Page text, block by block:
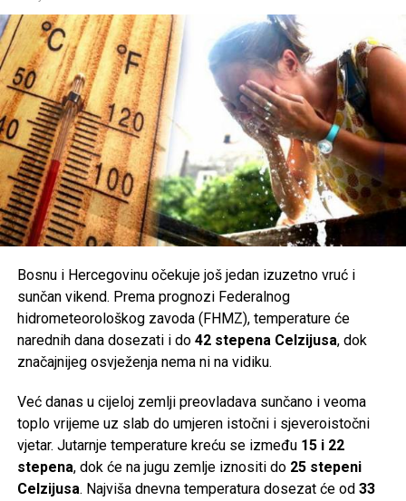
Bosnu i Hercegovinu očekuje još jedan izuzetno vruć i
sunčan vikend. Prema prognozi Federalnog
hidrometeorološkog zavoda (FHMZ), temperature će
narednih dana dosezati i do 42 stepena Celzijusa, dok
značajnijeg osvježenja nema ni na vidiku.
Već danas u cijeloj zemlji preovladava sunčano i veoma
toplo vrijeme uz slab do umjeren istočni i sjeveroistočni
vjetar. Jutarnje temperature kreću se između 15 i 22
stepena, dok će na jugu zemlje iznositi do 25 stepeni
Celzijusa. Najviša dnevna temperatura dosezat će od 33